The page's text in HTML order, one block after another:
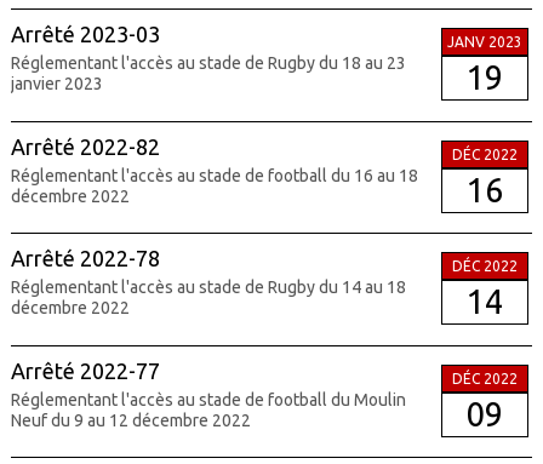
Arrêté 2023-03
Réglementant l'accès au stade de Rugby du 18 au 23
janvier 2023
JANV 2023
19
Arrêté 2022-82
Réglementant l'accès au stade de football du 16 au 18
décembre 2022
DÉC 2022
16
Arrêté 2022-78
Réglementant l'accès au stade de Rugby du 14 au 18
décembre 2022
DÉC 2022
14
Arrêté 2022-77
Réglementant l'accès au stade de football du Moulin
Neuf du 9 au 12 décembre 2022
DÉC 2022
09